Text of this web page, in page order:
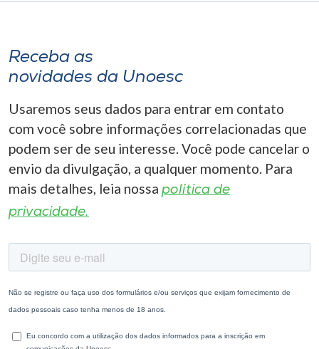
Receba as
novidades da Unoesc
Usaremos seus dados para entrar em contato
com você sobre informações correlacionadas que
podem ser de seu interesse. Você pode cancelar o
envio da divulgação, a qualquer momento. Para
mais detalhes, leia nossa política de
privacidade.